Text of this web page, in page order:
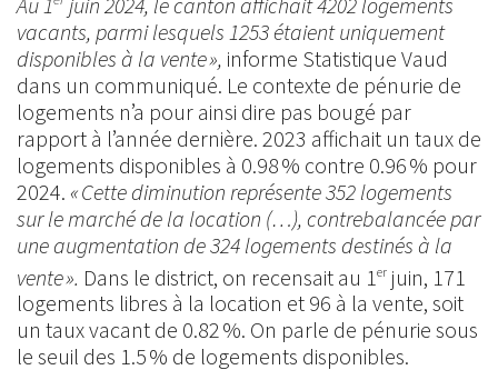
vacants, parmi lesquels 1253 étaient uniquement
disponibles à la vente », informe Statistique Vaud
dans un communiqué. Le contexte de pénurie de
logements n’a pour ainsi dire pas bougé par
rapport à l’année dernière. 2023 affichait un taux de
logements disponibles à 0.98 % contre 0.96 % pour
2024. « Cette diminution représente 352 logements
sur le marché de la location (…), contrebalancée par
une augmentation de 324 logements destinés à la
vente ». Dans le district, on recensait au 1 er juin, 171
logements libres à la location et 96 à la vente, soit
un taux vacant de 0.82 %. On parle de pénurie sous
le seuil des 1.5 % de logements disponibles.